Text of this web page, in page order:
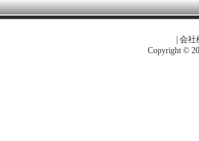
会社
Copyright ©